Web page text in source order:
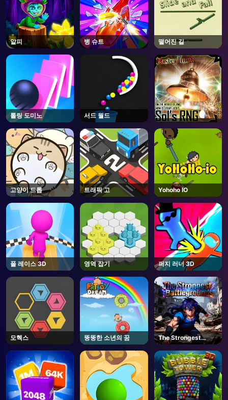
AD
알피 병 슈트 떨어진 길
롤링 도미노 서드 월드
고양이 드롭 트래픽 고 Yohoho IO
폴 레이스 3D 영역 잡기 퍼지 러너 3D
모헥스 뚱뚱한 소년의 꿈
The Strongest
Battlegrounds -
Roblox